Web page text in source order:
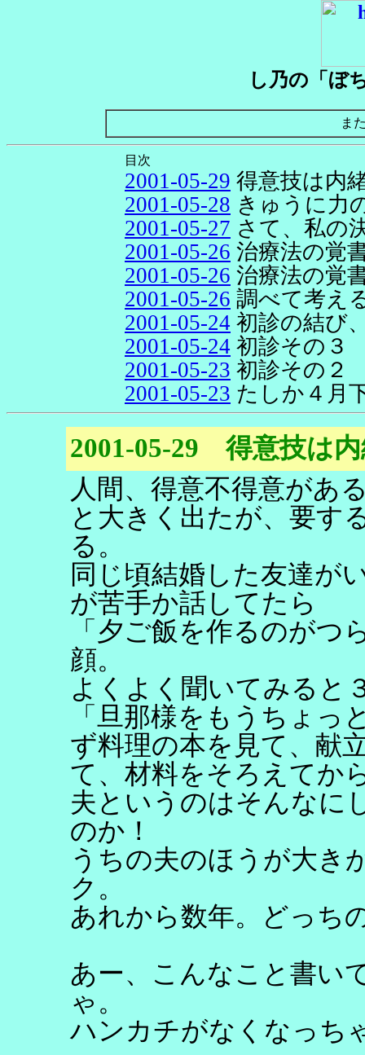
し乃の「ぼ
ま
目次
2001-05-29 得意技は内
2001-05-28 きゅうに力
2001-05-27 さて、私の
2001-05-26 治療法の覚
2001-05-26 治療法の覚
2001-05-26 調べて考え
2001-05-24 初診の結び
2001-05-24 初診その３
2001-05-23 初診その２
2001-05-23 たしか４月
2001-05-29 得意技は
人間、得意不得意があ
と大きく出たが、要す
る。
同じ頃結婚した友達が
が苦手か話してたら
「夕ご飯を作るのが
顔。
よくよく聞いてみると
「旦那様をもうちょっ
ず料理の本を見て、献
て、材料をそろえてか
夫というのはそんなに
のか！
うちの夫のほうが大き
ク。
あれから数年。どっち
あー、こんなこと書い
ゃ。
ハンカチがなくなっち